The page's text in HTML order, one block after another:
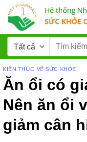
KIẾN THỨC VỀ SỨC KHỎE
Ăn ổi có
Nên ăn ổi
giảm cân